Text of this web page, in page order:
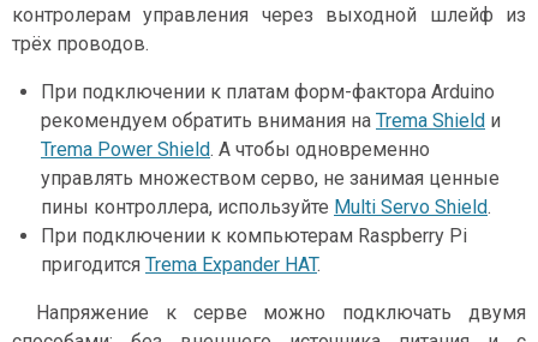
контролерам управления через выходной шлейф из
трёх проводов.
При подключении к платам форм-фактора Arduino
рекомендуем обратить внимания на Trema Shield и
Trema Power Shield. А чтобы одновременно
управлять множеством серво, не занимая ценные
пины контроллера, используйте Multi Servo Shield.
При подключении к компьютерам Raspberry Pi
пригодится Trema Expander HAT.
Напряжение к серве можно подключать двумя